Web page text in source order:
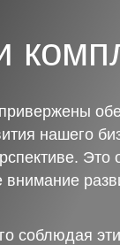
нашего
Это
внимание
соблюдая